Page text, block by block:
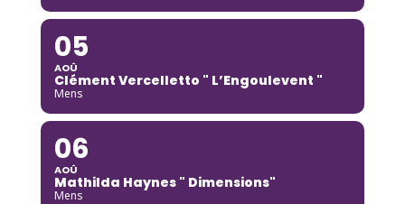
05
AOÛ
Clément Vercelletto " L’Engoulevent "
Mens
06
AOÛ
Mathilda Haynes " Dimensions"
Mens